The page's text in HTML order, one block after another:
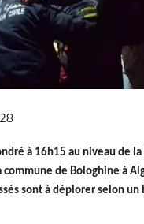
à 16h15 au niveau de
commune de Bologhine à
sont à déplorer selon un